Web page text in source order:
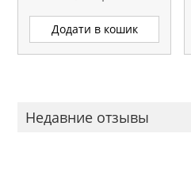
Додати в кошик
Недавние отзывы